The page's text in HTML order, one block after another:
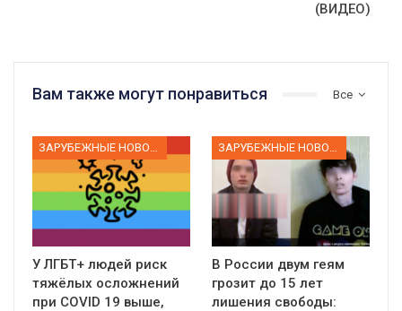
(ВИДЕО)
Все
Вам также могут понравиться
У ЛГБТ+ людей риск
тяжёлых осложнений
при COVID 19 выше,
В России двум геям
грозит до 15 лет
лишения свободы: